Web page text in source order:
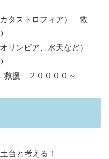
タストロフィア） 救
リンピア、水天など）
援 ２００００～
台と考える！